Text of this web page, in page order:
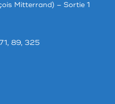
Mitterrand) – Sortie 1
89, 325